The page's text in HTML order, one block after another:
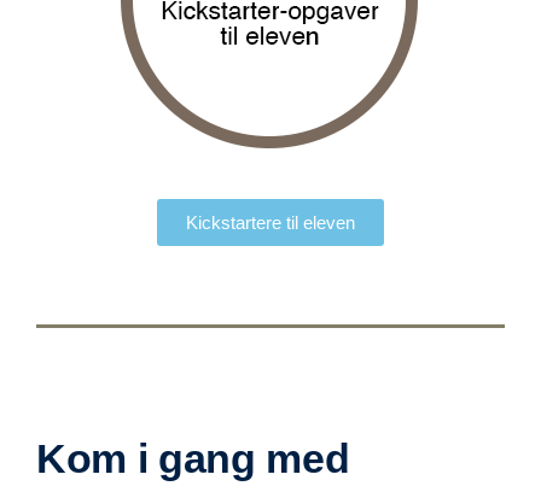
Kickstartere til eleven
Kom i gang med